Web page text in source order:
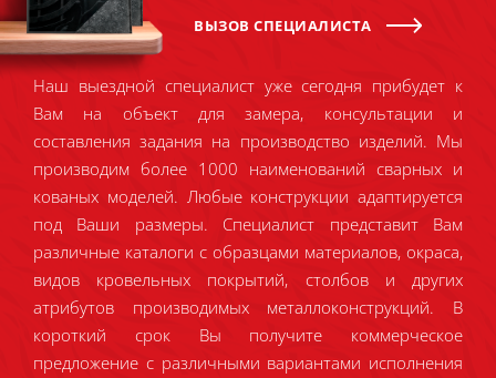
ВЫЗОВ СПЕЦИАЛИСТА
Наш выездной специалист уже сегодня прибудет к
Вам на объект для замера, консультации и
составления задания на производство изделий. Мы
производим более 1000 наименований сварных и
кованых моделей. Любые конструкции адаптируется
под Ваши размеры. Специалист представит Вам
различные каталоги с образцами материалов, окраса,
видов кровельных покрытий, столбов и других
атрибутов производимых металлоконструкций. В
короткий срок Вы получите коммерческое
предложение с различными вариантами исполнения